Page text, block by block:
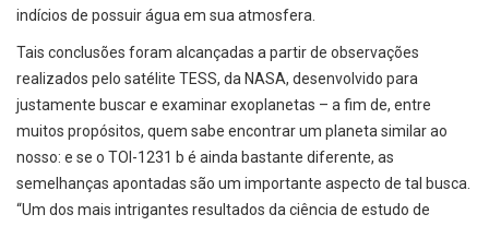
indícios de possuir água em sua atmosfera.
Tais conclusões foram alcançadas a partir de observações
realizados pelo satélite TESS, da NASA, desenvolvido para
justamente buscar e examinar exoplanetas – a fim de, entre
muitos propósitos, quem sabe encontrar um planeta similar ao
nosso: e se o TOI-1231 b é ainda bastante diferente, as
semelhanças apontadas são um importante aspecto de tal busca.
“Um dos mais intrigantes resultados da ciência de estudo de